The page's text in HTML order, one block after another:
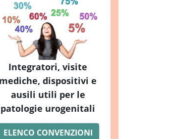
Integratori, visite
mediche, dispositivi e
ausili utili per le
patologie urogenitali
ELENCO CONVENZIONI